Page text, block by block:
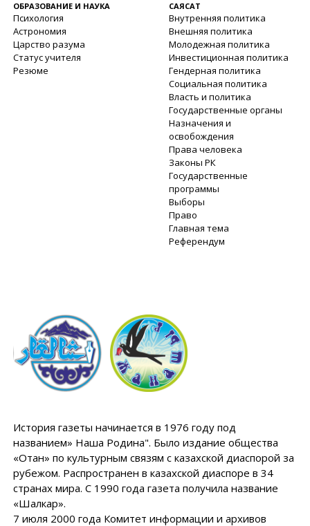
ОБРАЗОВАНИЕ И НАУКА
Психология
Астрономия
Царство разума
Статус учителя
Резюме
САЯСАТ
Внутренняя политика
Внешняя политика
Молодежная политика
Инвестиционная политика
Гендерная политика
Социальная политика
Власть и политика
Государственные органы
Назначения и
освобождения
Права человека
Законы РК
Государственные
программы
Выборы
Право
Главная тема
Референдум
История газеты начинается в 1976 году под
названием» Наша Родина". Было издание общества
«Отан» по культурным связям с казахской диаспорой за
рубежом. Распространен в казахской диаспоре в 34
странах мира. С 1990 года газета получила название
«Шалкар».
7 июля 2000 года Комитет информации и архивов